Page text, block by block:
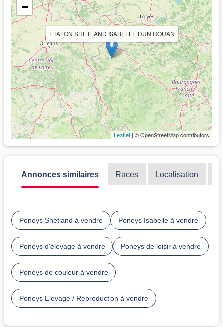
ETALON SHETLAND ISABELLE DUN ROUAN
−
Leaflet | © OpenStreetMap contributors
Annonces similaires Races Localisation
Poneys Shetland à vendre Poneys Isabelle à vendre
Poneys d'élevage à vendre Poneys de loisir à vendre
Poneys de couleur à vendre
Poneys Elevage / Reproduction à vendre